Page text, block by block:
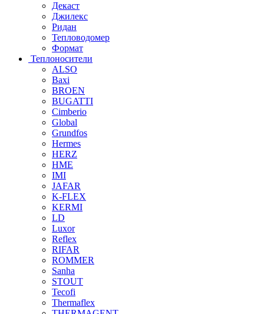
Декаст
Джилекс
Ридан
Тепловодомер
Формат
Теплоносители
ALSO
Baxi
BROEN
BUGATTI
Cimberio
Global
Grundfos
Hermes
HERZ
HME
IMI
JAFAR
K-FLEX
KERMI
LD
Luxor
Reflex
RIFAR
ROMMER
Sanha
STOUT
Tecofi
Thermaflex